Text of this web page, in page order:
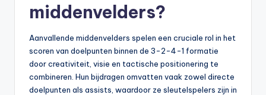
middenvelders?
Aanvallende middenvelders spelen een cruciale rol in het
scoren van doelpunten binnen de 3-2-4-1 formatie
door creativiteit, visie en tactische positionering te
combineren. Hun bijdragen omvatten vaak zowel directe
doelpunten als assists, waardoor ze sleutelspelers zijn in